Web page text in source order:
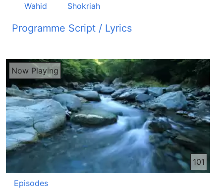
Wahid Shokriah
Programme Script / Lyrics
موسیقی رادیو صدای زندگی شنونده های عزیز سلام. شما آواز ما را از رادیو صدای زندگی می شنوید که هر صبح روی موج کوتای 31 میتر بند پهش می گردد. آرامش و خوشی در مسیح ای تمامی زحمت کشان و گران باران نزد من بیایید و من به شما آرامی خواهم داد. یوغه مرا بر خود گیرید و از من تعلیم یابید. زیرا من نرم دل و فروتن هستم و جانهای شما آرامی خواهد یافت. زیرا یوغه من خفیف و بار من سبک است. شنونده های عزیز برنامه آرامش و خوشی در مسیح سلام. چی حال دارین؟ امیدوار هستم که جور و سلامت بوده در هر جایی که هستین لباس آفیت و بطن داشته باشین. شنونده های عزیز من هم سلامه های گرم خواهد تقدیم شما زیزان میکنم. امید که در صحت و سلامتی خداوند به سر ببره و هم در خوشی و آرامش قرار داشته باشین. شکرا جان همیشه ما خودت در پشت مایک استیدیو شیشته با شنونده ها میخواییم راز دل کنیم. در باری زندگی در باری کلام خدا گناگون صحبت میکنیم. وقت در برنامه های رادیوی چند نفر یک جایی میشه یک لذت وقت خوبه میداشته باشه. بله هوای جان من هم این قسمت احساس میکنم وقت که شنونده های ما گوش برای رادیوهای خود میکنند. من فکر میکنم که من کاملا کتشان روه برو صحبت میکنم. واقعا این احساس بسیار خوب است خدا را شکرم. این قسمت که شنونده های ما زنگ میزنند تماس میگیرند سوالات را که میداشته باشند. هیچ احساس دوری نمیکنم شنونده های ما. دوست های عزیز یکی از شنونده های برنامه ما بتماس شدند. صحبت بسیار جالب داشتیم و ما از کتاب مقدس میگفتیم و اونا از امو عقیده خود میگفتند. و جالبش برای من شکریه جان این برادر گفتم وقت که تو میگی چه قسم کلام خدا به پیغمبر ها نازل میشد. گفت پارچه پارچه از آسمان میامد و در دست زیاده نمیشه. جالب بس واقعا. ما گفتیم برادر عزیز ما گفتیم ما در کتاب مقدس وقتی که میبینیم خداوند با الهامش با مو شخص که نزدیک به خدا بود. پیام خدا را به دیگران میرسند و پیامبر نامیده میشد خداوند حکمت میداد دانایی میداد و او نوشته میکده امورا. بله واجهان اطمی این شنوانده ما اطلاع درست نداشت که میفهمید که چه قسمت کلام خدا هران چی که خداوند میگفت الهام شد به او پیغمبر او نوشته میکده. واقعا برمه بسیار جالب بود شنوانده عزیز که میگه پارچه پارچه از آسمان میامد. یعنی هیچ کس با سواد نبود سواد نداشت و خدا تنها نوشته میکد و او را با یک زبان غیر کنم و یک زبان بود و بس خلاص. اما شنوانده عزیز در کلام خدا در دوم تیموتاووز فصل 3 آیه 16 هم میگه تمام کتاب مقدس از الهام خدا است و برای تعلیم حقیقت سرزنش خطا اصلاع عیبها و پرورش ما در عدالت مفید است. آیه 17 هم میگه تا مرد خدا برای هر کاری نیکو کاملا اماده و مجهست شود. در اینجا کلام خدا را نشان میده که همگیش از الهام خدا است برای تعلیم ما برای باز کردن حقیقت که در مسیس ما حقیقت را میشناسیم برای سرزنش خطاهای ما که ما را خداوند بعض وقت تنبیه میکنه بعض وقت اصلاع میکنه و ما را تجهیز میکنه مثل سرباز که به جنگ میره کلام خدا ما را به جنگ آماده میکنه اما جنگ ما با جسم و جان نیست با انسان نیست بلکه جنگ ما با ارواه ناپاک یا روح ناپاک است روح که دیده نمیشه بله پس شنویندی عزیز ما اگر مثل سرباز تجهیز میشه میخوایم از کلام خدا خود را تجهیز کنیم بله شکرا جان چقدر خوب است که یک سروز بشناریم نهرت را حیان ساز از تو خسی را کردم آبی رفان ساز در بیا بان قلبم نهرت را حیان ساز از تو خسی را کردم همچون آهوی در بیا بانم مهم تشنه نهرت است این قلب و جانم همچون آهوی در بیا بانم مهم تشنه نهرت است این قلب و جانم آبی رفان ساز آبی رفان ساز در بیا بان قلبم نهرت را حیان ساز از تو خسی را کردم آبی رفان ساز در بیا بان قلبم نهرت را حیان ساز از تو خسی را کردم همچون آهوی در بیا بانم مهم تشنه نهرت است این قلب و جانم همچون آهوی در بیا بانم مهم تشنه نهرت است این قلب و جانم میخوام در نور تو ساکن شدم میخوام از روح تو من کشدم در برگیر این روح و جانم خدا من میخوام در نور تو ساکن شدم میخوام از روح تو من کشدم در برگیر این روح و جانم خدا من میخوام در نور تو ساکن شدم میخوام از روح تو من کشدم در برگیر این روح و جانم خدا من آبی روان ساز در بیا بان قلبم نهرت را عیان ساز از تو صیرا کردم آبی روان ساز در بیا بان قلبم نهرت را عیان ساز از تو صیرا کردم همچون آهو این در بیا بانم من تشمیه روح تو این قلب و جانم همچون آهو این در بیا بانم من تشمیه روح تو این قلب و جانم می خواهم در نور تو ساکن شدم در ظهن درخواست در زندگی ما چی است چون که گفتیم بسیار عزیز هستن که روز بروز به عیسای مسیح ایمان میارن و میگن من او ایمان هستم قدم بعدی ما چی است به اون سلسله برنامه خود ما ادامه میدیم دوست داشتیم دعا کردیم کلام با هم خواندیم که بسیار زیبا و شیرین بود واقعا کلام از مذمور بود که دعای شخص پریشان واقعا و این مذمور چلده هم چقدر اشتیاق ما را زیاد می سازه بر خداوند در آیه اول تا پنجام چنانک آهو برای نهرهای آب شدت اشتیاق دارد همچنان ای خدا جان من اشتیاق شدید برای تو دارد جان من تشنه خداست تشنه خدا زنده که که بیایم و به حضور خدا حاضر شوم عشقهایم شب و روز نان من بوده است چون همواره بمن میگوین خدای تو کجاست چون گزشتر ها به یاد می آورم جانم به حال می گردد چگونه با گروه های مردم می رفتیم و اشان را به عبادتگاه خداوند پیش روی می کردیم با آواز خوشی و ستایش در جمع تجدیل کنندگان ای جان من چرا افسرده شده ای چرا در من پریشان گشته ای بر خدا امید داشته باش زیرا که او را به خاطر نجات از طرف روی او دوباره ستایش خواهیم کرد پس این همین دو عزیز می بینیم که چیک اشتیاق بنیقوره در زمان غربت نوشته می کنه دل ما را هم تشنا می سازه بله میگه همو قسمه که آهو برای چشمه ها برای نهرهای آب تشنگی داره اشتیاق داره ما هم برای خدا باید از اشتیاق داشته باشیم خدای زنده هست شکره جان و بسیاره کسا هست که پشت خداهای مرده می گردن دنبال قبرها می گردن خدایی که فکر کنی مرده و خدای زنده وجود نداره اما مزمور نویز یا فرزندان بنیقوره اینجا می بینیم که چقدر زیبا خداون از طریقشان صحبت می کنه و میگه مانند آهو که تشنگی برای آب داره من تشنه خدا هستم ای جانه من چرا هفت سرده شدی چرا پریشان شدی چقدر مردم ما پریشان هستن چقدر وقت که شنوینده ها را صحبت می کنیم شکره جان چقدر تشنه محبت هستن چقدر تشنه عزیز هستن که از کلام خدا بشنوان اونو ها خودشان به زبان خود میگه که هیچوقت ما این محبت ها نچشیدیم هیچوقت ما این چیز ها را نشونیدیم که خداون کتما صحبت کرده باشه همه چقدر شکرونگی می کنند از خداون خدا را شکر که ما می تانیم از طریق رادیو شما که صحبت می کنین ما از کلام خدا برکت می گیریم ما همون قسم تشنگی ما رفت همیشه از کلام خدا کلام خدا را دریافت می کنند می خوانند مشتقانه و کلام خدا مثل نهر روان تازه هست مثل آب تازه هست که به قلب ها می شیند شست و شو می دهد فکر ما را زهن ما را و روح ما را آرام می سند بله واقعا پس شنویندی عزیز همه قسم که می گه در هر جای امروز پریشان حال هستی بدون که خدا زنده با دنبال تو هست می خواهد که تو در قلبت باز کنی و دل افسرده و اندوگینت سیرا بسازی از روح خدا از کلام خدا و شیرنی کلام خدا دیگر چیز هست باور کنین که هیچ چیز ما را آرامش و خوشی داده نمی توند اما وقت کلمه با کلمه کلام خدا که از روح خداست ما می خوانیم واقعا در درون ما یک غوغا شروع می شه در ارتباط و صحبت های تو مزمور با یادم آمد که مزمور 119 آیه 103 کلام تو برای من گوارا و شیرین تر از اصل هست واقعا واقعا که کلام خدا شیرین تر از اصل هست بله که هر قدر بخوریم هیچوقت دل ما را نمی زنه وایی جان و امیدوار هستیم که این شیرنی کلام خدا دل های پریشان و افسردگی تانه مرحم گذاری کند که خدا قلب شما را تازگی بده بله شکرا جان همه قسمه که ما خودت این مزمور را صبحاندیم صحبت بسیار زیاد کردیم راجعه با آهو راجعه با دوشش راجعه با جستخیزش راجعه با از میان کوها و سخراها و بیابانها و تیر می شه تا خدا با یک چشمه برست بله ما سالهای ساله در یک ظلمت در یک تاریکی سرگردان بودیم در تاریکی ها را می رفتیم ناومید بودیم از هر کس خسته شده بودیم و رای خود را گم کرده بودیم تایی که به چشمه کلام خدا رسیدیم بله و امروز که این کلام خدا را ما می خوانیم اشتیاق دل ما زیاد می شه افسردگی های ما مرحم گذاری می شه امیدوار هستم شنویندی ازیز که این کلام را شما نادیده نگیرین و تبلیغات که می شه که این دست گرده و این قسم شده شما اون را پشت سر بگذاران بله می خواهند که یک راز کلانه یک برکت کلانه از ما و شما پنحان کنند و خدای زنده را از ما و تو بگیرین بله بله به این چیزها متکی نباشید شنویندی ازیز بله وایی جان خود شنوینده ما فکر کنه که در این دنیا در هیچ جای آرامش نیست جز در کلام خدا وقتی کلام خدا را بخونیم این قلبت جسمت جان روح روانت زندگی در آرامش قرار می گیره بله اگر آرامش در دگه ادیان می بود چرا امروز کشور ما به این وال رسته چرا در کشور ما آرامش نیست چرا در بین مردم آرامش نیست چرا محبت نیست چرا در بین مردم آرامش نیست بسیار چیزی در کشور ما جان دیده میشه شکره جان در کشور ما بلکه در تمام دنیا ما بیدنیم که امروز کشتار است ظلم است و خدا هیچ وقت خواستار کشتار انسان علی انسان نیست ما قضاوتا را می بانیم پس بعد ازو شکره جان ما خودت امی قسم در انجیل مرقص فصل دوازده سی و اشت و چله که سوبت کردیم شنوانده ازیز در اینجا کلام خدا میگه ایسا در زمن تعالیم خود با آنها فرمود از علمای دین که دوست دارن با چپنهای دراز بیایند و برواند و علاقه شدید به سلامهای احتراما میز دیگران در بازارها دارن احتیاط کنید آنها بهترین جاها را در کنیسه ها و صدر مجلس را در مهمانی ها اشغال میکنند مال بیوزنان را میخورند و مهز خودنمایی دعای خود را طول میدهند جزای آنها سختر خواهد بود بله ایسای مسیح چقدر تعالیم زیبا میدهد در این صوبه که ما خودت سوبت کردیم یعنی ما درک کرده میتونیم بله در کشور خود در بین همسایگی و کلانای خود میبینیم درست است که کلانای ما قابل احترام هست ما برشان احترام قائل هستیم اما هر شخص باید از خودا بیاز ماید با یادم هست که یک برنامه را شنیدم در یکی از رادیوها که گفت مزجد در محل ما گفت ساخته میشد گفت یک آجی بسیار آدم مهربانه در این کوچه ما داشتیم که تازه همسایه ما شده بود و وقتی که گفت این همسایه ما شده بود یعنی مردم به اون بسیار احترام داشت حتی مردم میرفت دستای زوره میبوسید و به اون احترام قائل میشد و هر کدام یعنی به نهوه چون که به کارهای خیر و خیریه و صدقه و این و آن بسیار پول زیاد میداد نسبت به دگر کسایی که هفت قدر توان داشت یعنی در کار خیر دست باز داشت شوانه که میشد امو چار اطراف حولی پشت سرش گفت پرده گرفتگی بود و بسیار بلند بود که دگر همسایه دیده نشد میگفتیم البته خوش داره کناره جویی کنه نگذاره که دیگر هم ما بین خانه شایی کنن گفت دوسته بجه شب منتا بسیار موسیقی شایی بلند میکد و رفته رفته گفت سالها تیر شد و بعد سالها یک وقت گفت در کوچه ما سرباز ها رو دیدیم که این سرباز ها آمدن و خانه این آجی را گفت ماسره کردن و خانه شان را غزت کردن چقدر جالب خلاصه پرسان کردیم که قضیه چی از گفت میفهمین گوش کنین که در این خانه داخل نشین که بیشتر از ده ها ده ها ده ها انسان ها و جوان ها را اینا موتر های شانا به نحوه میاورد هر خانه که امراه خودش دوستی و ارتباط قایم میکد خوب که اونا را اعتماد شانا به دست راورده بود باز اینا را شب میکشت در اون دوازده بجه شب و در زیر صفا خودشان را دفن میکرد موتر های شانا گفت اون افسر پولیس به ما گفت تقال میداد به دگه کشور همسایه واقعا چقدر دردوار است چقدر یعنی انسان شناختن چقدر سخت است شناخت های عزیز که تو یک کسی که در منطقه ایت یا در قریه ایت چقدر شناختش سخت است یا این شخص چقدر زندگی داره چقدر روابط با دگه را داره چی چیزهای داره اتا انسان چه که خداون نمیخواهی که انسان از بین بره بله این قسمت که ما خودت درازگاه
Now Playing
101
Episodes